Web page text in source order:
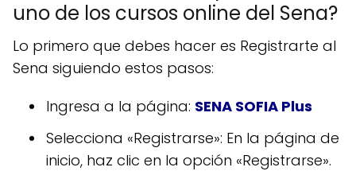
uno de los cursos online del Sena?
Lo primero que debes hacer es Registrarte al
Sena siguiendo estos pasos:
Ingresa a la página: SENA SOFIA Plus
Selecciona «Registrarse»: En la página de
inicio, haz clic en la opción «Registrarse».